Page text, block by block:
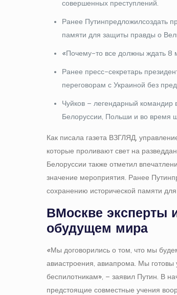
совершенных преступлений.
Ранее Путин предложил создать
памяти для защиты правды о
«Почему-то все должны ждать 8
Ранее пресс-секретарь
переговорам с Украиной без
Чуйков – легендарный командир
Белоруссии, Польши и во время
Как писала газета ВЗГЛЯД,
которые проливают свет на
Белоруссии также отметил
значение мероприятия. Ранее Путин
сохранению исторической памяти
В Москве эксперты
о будущем мира
«Мы договорились о том, что мы
авиастроения, авиапрома. Мы
беспилотникам», – заявил Путин. В
предстоящие совместные учения